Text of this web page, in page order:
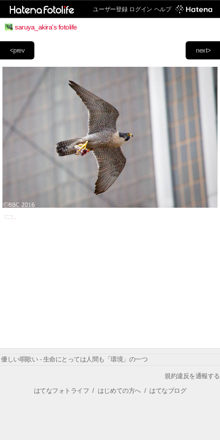
ユーザー登録 ログイン ヘルプ
saruya_akira's fotolife
next>
<prev
優しい唄歌い - 生命にとっては人間も「環境」の一つ
規約違反を通報する
はてなフォトライフ / はじめての方へ/ はてなブログ